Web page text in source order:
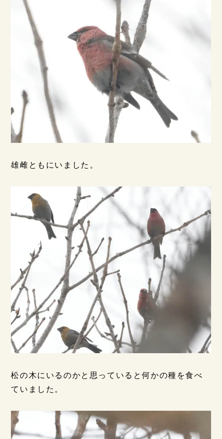
雄雌ともにいました。
松の木にいるのかと思っていると何かの種を食べ
ていました。